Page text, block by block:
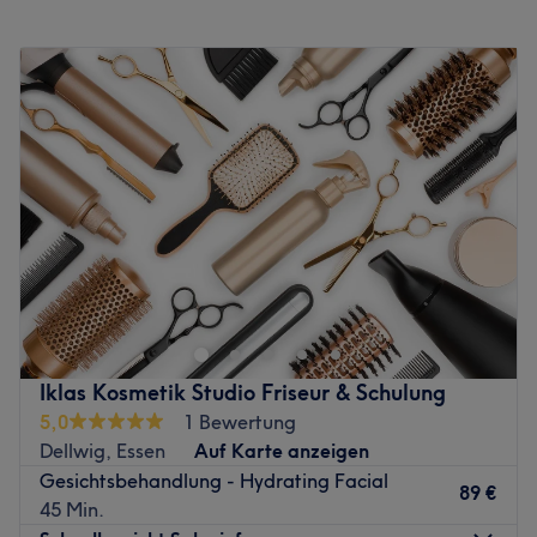
ausschließlich deinem Schönheits- und Pflegeprogramm
widmen kannst, wird in diesem charmanten Studio für
eine entspannte Atmosphäre gesorgt. Bring auch du an
deine Haut zum Strahlen und komm vorbei!
Zurück zur Salonansicht
Dienstag
Geschlossen
Mittwoch
09:00–15:00
Donnerstag
09:00–20:00
Freitag
09:00–15:00
Samstag
09:00
15:00
Sonntag
Geschlossen
Studio100 Cosmetics ist ein renommiertes Kosmetikstudio,
welches sich in Essen befindet. Spezialisiert auf Waxing
und Sugaring wirst du hier perfekt vorbereitet für deinen
nächsten Sommerurlaub. Du kannst aber auch bei einer
entspannenden Gesichtsbehandlung relaxen. Buche
deinen Termin direkt über Treatwell und freue dich auf
eine entspannende Behandlung. Das Kosmetikstudio ist
nur für Frauen.
Bitte beachte, dass eine 24 Std. Absageregel im Salon
gilt. Solltest du deinen Termin nicht rechtzeitig absagen
Iklas Kosmetik Studio Friseur & Schulung
5,0
1 Bewertung
Dellwig, Essen
Auf Karte anzeigen
Gesichtsbehandlung - Hydrating Facial
45 Min.
89 €